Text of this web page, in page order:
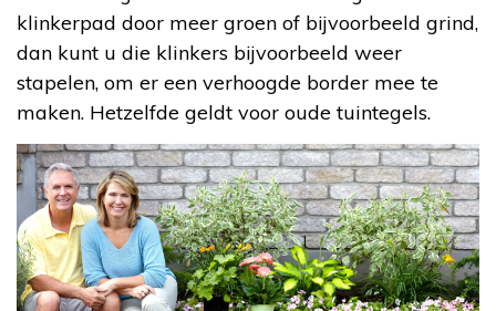
klinkerpad door meer groen of bijvoorbeeld grind,
dan kunt u die klinkers bijvoorbeeld weer
stapelen, om er een verhoogde border mee te
maken. Hetzelfde geldt voor oude tuintegels.